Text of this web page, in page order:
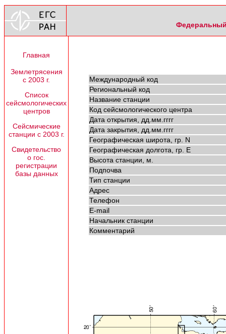
Федеральный
Главная
Землетрясения
с 2003 г.
Список
сейсмологических
центров
Сейсмические
станции с 2003 г.
Свидетельство
о гос.
регистрации
базы данных
Международный код
Региональный код
Название станции
Код сейсмологического центра
Дата открытия, дд.мм.гггг
Дата закрытия, дд.мм.гггг
Географическая широта, гр. N
Географическая долгота, гр. E
Высота станции, м.
Подпочва
Тип станции
Адрес
Телефон
E-mail
Начальник станции
Комментарий